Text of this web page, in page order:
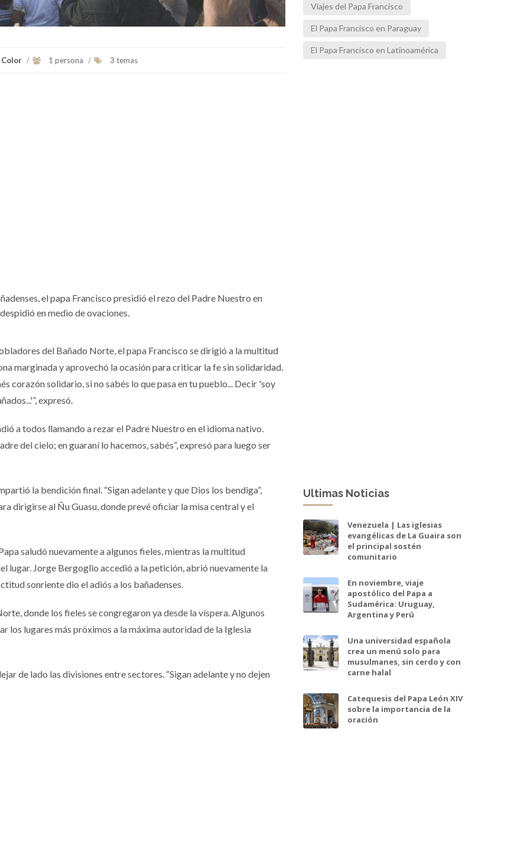
Color / 1 persona / 3 temas
el papa Francisco presidió el rezo del Padre Nuestro en
en medio de ovaciones.
del Bañado Norte, el papa Francisco se dirigió a la multitud
marginada y aprovechó la ocasión para criticar la fe sin solidaridad.
corazón solidario, si no sabés lo que pasa en tu pueblo... Decir 'soy
expresó.
a todos llamando a rezar el Padre Nuestro en el idioma nativo.
del cielo; en guaraní lo hacemos, sabés”, expresó para luego ser
la bendición final. “Sigan adelante y que Dios los bendiga”,
dirigirse al Ñu Guasu, donde prevé oficiar la misa central y el
saludó nuevamente a algunos fieles, mientras la multitud
lugar. Jorge Bergoglio accedió a la petición, abrió nuevamente la
sonriente dio el adiós a los bañadenses.
donde los fieles se congregaron ya desde la víspera. Algunos
los lugares más próximos a la máxima autoridad de la Iglesia
de lado las divisiones entre sectores. “Sigan adelante y no dejen
Viajes del Papa Francisco
El Papa Francisco en Paraguay
El Papa Francisco en Latinoamérica
Ultimas Noticias
Venezuela | Las iglesias
evangélicas de La Guaira son
el principal sostén
comunitario
En noviembre, viaje
apostólico del Papa a
Sudamérica: Uruguay,
Argentina y Perú
Una universidad española
crea un menú solo para
musulmanes, sin cerdo y con
carne halal
Catequesis del Papa León XIV
sobre la importancia de la
oración